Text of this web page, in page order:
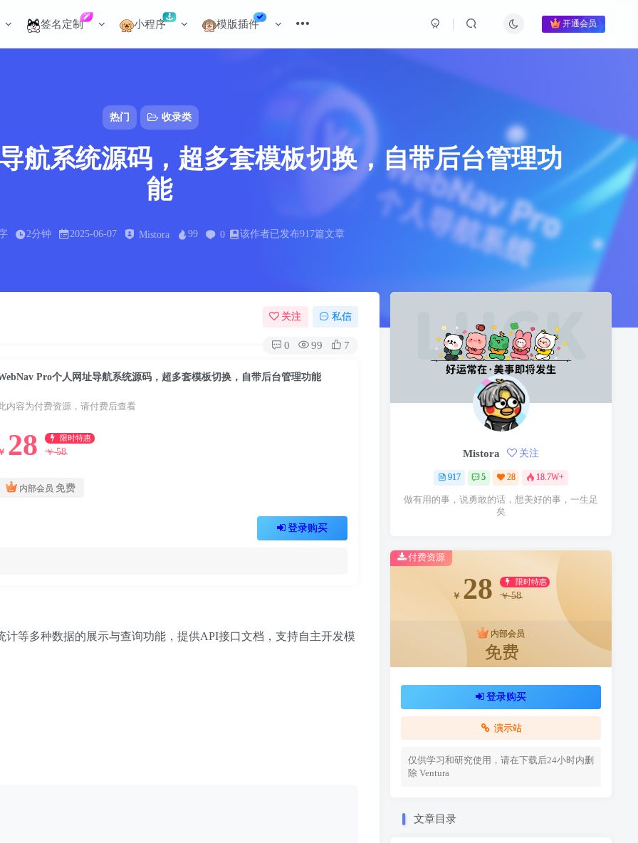
热门 收录类
航系统源码，超多套模板切换，自带后台管理功
能
2分钟 2025-06-07 Mistora 99 0 该作者已发布917篇文章
签名定制 小程序 模版插件 开通会员
关注 私信
0 99 7
Pro个人网址导航系统源码，超多套模板切换，自带后台管理功能
内容为付费资源，请付费后查看
28 限时特惠
￥ 58
内部会员 免费
登录购买
计等多种数据的展示与查询功能，提供API接口文档，支持自主开发模
Mistora 关注
917 5 28 18.7W+
做有用的事，说勇敢的话，想美好的事，一生足
矣
付费资源
￥ 28 限时特惠
￥ 58
内部会员
免费
登录购买
演示站
仅供学习和研究使用，请在下载后24小时内删
除 Ventura
文章目录